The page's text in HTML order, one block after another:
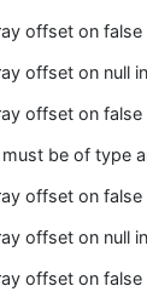
offset on false
offset on null in
offset on false
be of type
offset on false
offset on null in
offset on false